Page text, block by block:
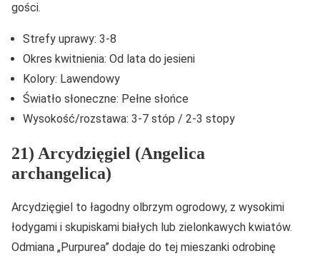
gości.
Strefy uprawy: 3-8
Okres kwitnienia: Od lata do jesieni
Kolory: Lawendowy
Światło słoneczne: Pełne słońce
Wysokość/rozstawa: 3-7 stóp / 2-3 stopy
21) Arcydzięgiel (Angelica
archangelica)
Arcydzięgiel to łagodny olbrzym ogrodowy, z wysokimi
łodygami i skupiskami białych lub zielonkawych kwiatów.
Odmiana „Purpurea” dodaje do tej mieszanki odrobinę